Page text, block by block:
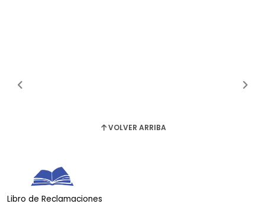
VOLVER ARRIBA
Libro de Reclamaciones